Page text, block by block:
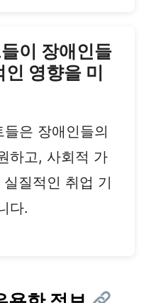
이 장애인들
영향을 미
은 장애인들의
하고, 사회적 가
질적인 취업 기
다.